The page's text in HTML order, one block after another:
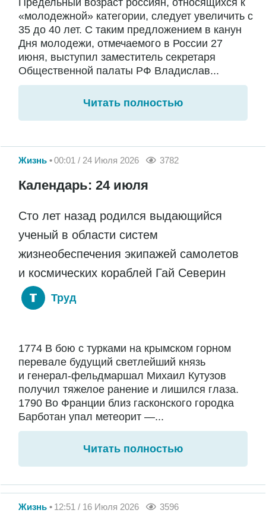
Предельный возраст россиян, относящихся к
«молодежной» категории, следует увеличить с
35 до 40 лет. С таким предложением в канун
Дня молодежи, отмечаемого в России 27
июня, выступил заместитель секретаря
Общественной палаты РФ Владислав...
Читать полностью
Жизнь 00:01 / 24 Июля 2026 3782
Календарь: 24 июля
Сто лет назад родился выдающийся
ученый в области систем
жизнеобеспечения экипажей самолетов
и космических кораблей Гай Северин
Труд
1774 В бою с турками на крымском горном
перевале будущий светлейший князь
и генерал-фельдмаршал Михаил Кутузов
получил тяжелое ранение и лишился глаза.
1790 Во Франции близ гасконского городка
Барботан упал метеорит —...
Читать полностью
Жизнь 12:51 / 16 Июля 2026 3596